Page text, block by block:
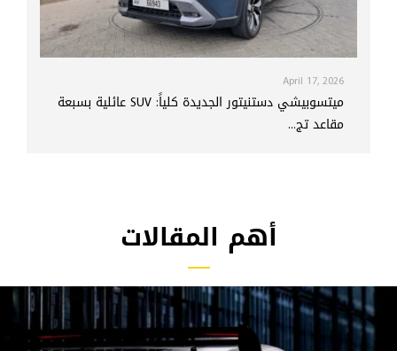
April 17, 2026
ميتسوبيشي دستنيتور الجديدة كلياً: SUV عائلية بسبعة
مقاعد تج...
أهم المقالات